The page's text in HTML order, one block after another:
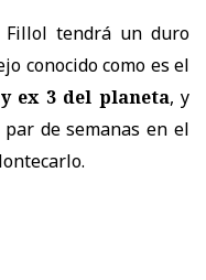
Fillol tendrá un duro
conocido como es el
ex 3 del planeta, y
de semanas en el